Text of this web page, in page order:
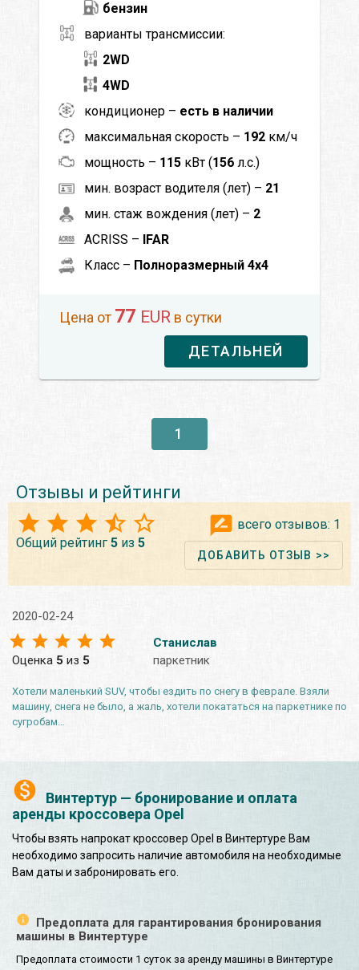
Винтертур — бронирование и оплата
аренды кроссовера Opel
Чтобы взять напрокат кроссовер Opel в Винтертуре Вам
необходимо запросить наличие автомобиля на необходимые
Вам даты и забронировать его.
Предоплата для гарантирования бронирования
машины в Винтертуре
Предоплата стоимости 1 суток за аренду машины в Винтертуре
бензин
варианты трансмиссии:
2WD
4WD
кондиционер – есть в наличии
максимальная скорость – 192 км/ч
мощность – 115 кВт (156 л.с.)
мин. возраст водителя (лет) – 21
мин. стаж вождения (лет) – 2
ACRISS – IFAR
Класс – Полноразмерный 4x4
Цена от 77 EUR в сутки
ДЕТАЛЬНЕЙ
1
Отзывы и рейтинги
Общий рейтинг 5 из 5
всего отзывов: 1
ДОБАВИТЬ ОТЗЫВ >>
2020-02-24
Оценка 5 из 5
Станислав
паркетник
Хотели маленький SUV, чтобы ездить по снегу в феврале. Взяли
машину, снега не было, а жаль, хотели покататься на паркетнике по
сугробам…